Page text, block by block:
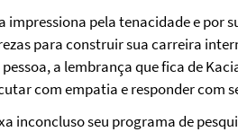
impressiona pela tenacidade e por
para construir sua carreira
a lembrança que fica de
com empatia e responder com
inconcluso seu programa de